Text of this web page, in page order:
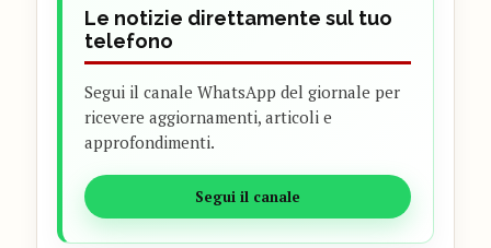
Le notizie direttamente sul tuo
telefono
Segui il canale WhatsApp del giornale per
ricevere aggiornamenti, articoli e
approfondimenti.
Segui il canale